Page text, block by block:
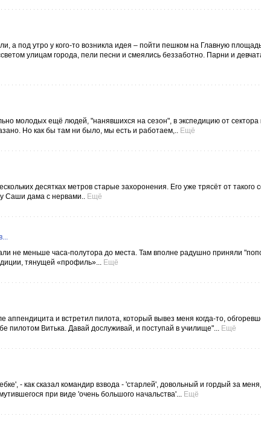
а под утро у кого-то возникла идея – пойти пешком на Главную
улицам города, пели песни и смеялись беззаботно. Парни и
молодых ещё людей, "нанявшихся на сезон", в экспедицию от сектора
Но как бы там ни было, мы есть и работаем,.. Ещё
десятках метров старые захоронения. Его уже трясёт от такого
Саши дама с нервами.. Ещё
не меньше часа-полутора до места. Там вполне радушно приняли
тянущей «профиль»... Ещё
аппендицита и встретил пилота, который вывез меня когда-то,
пилотом Витька. Давай дослуживай, и поступай в училище"... Ещё
- как сказал командир взвода - 'старлей', довольный и гордый за
при виде 'очень большого начальства'... Ещё